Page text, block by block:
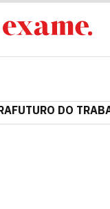
FUTURO DO